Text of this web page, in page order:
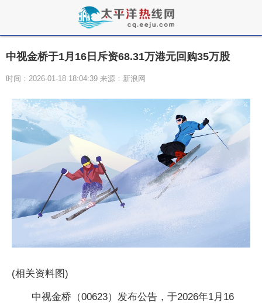
中视金桥于1月16日斥资68.31万港元回购35万股
时间：2026-01-18 18:04:39 来源：新浪网
(相关资料图)
中视金桥（00623）发布公告，于2026年1月16